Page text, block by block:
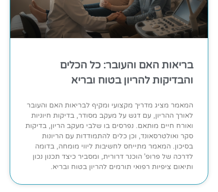
בריאות האם והעובר: כל הכלים
והבדיקות להריון בטוח ובריא
המאמר מציג מדריך מקצועי ומקיף לבריאות האם והעובר
לאורך ההריון, עם דגש על מעקב מסודר, בדיקות חיוניות
ואורח חיים מותאם. נפרסים בו שלבי מעקב הריון, בדיקות
סקר ואולטרסאונד, וכן כלים להתמודדות עם הריונות
בסיכון. המאמר מתייחס לחשיבות ליווי מומחה, בדומה
לדרכה של פרופ' הוכנר דרורית, ומסביר כיצד תכנון נכון
ותיאום ציפיות רפואי תורמים להריון בטוח ובריא.